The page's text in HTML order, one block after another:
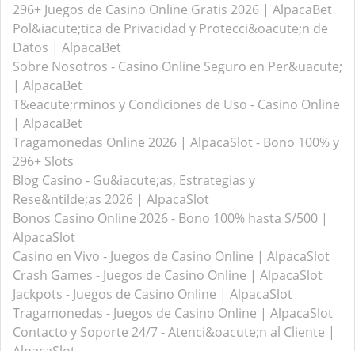
296+ Juegos de Casino Online Gratis 2026 | AlpacaBet
Pol&iacute;tica de Privacidad y Protecci&oacute;n de
Datos | AlpacaBet
Sobre Nosotros - Casino Online Seguro en Per&uacute;
| AlpacaBet
T&eacute;rminos y Condiciones de Uso - Casino Online
| AlpacaBet
Tragamonedas Online 2026 | AlpacaSlot - Bono 100% y
296+ Slots
Blog Casino - Gu&iacute;as, Estrategias y
Rese&ntilde;as 2026 | AlpacaSlot
Bonos Casino Online 2026 - Bono 100% hasta S/500 |
AlpacaSlot
Casino en Vivo - Juegos de Casino Online | AlpacaSlot
Crash Games - Juegos de Casino Online | AlpacaSlot
Jackpots - Juegos de Casino Online | AlpacaSlot
Tragamonedas - Juegos de Casino Online | AlpacaSlot
Contacto y Soporte 24/7 - Atenci&oacute;n al Cliente |